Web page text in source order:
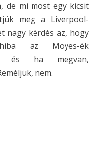
de mi most egy kicsit
meg a Liverpool-
nagy kérdés az, hogy
az Moyes-ék
és ha megvan,
nem.